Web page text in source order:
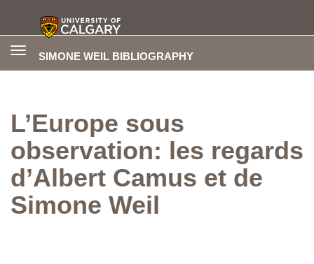
SIMONE WEIL BIBLIOGRAPHY
Toggle
L’Europe sous
observation: les regards
d’Albert Camus et de
Simone Weil